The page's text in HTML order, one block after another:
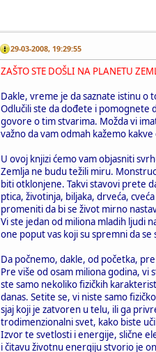
29-03-2008, 19:29:55
ZAŠTO STE DOŠLI NA PLANETU
Dakle, vreme je da saznate istinu o
Odlučili ste da dođete i pomognete
govore o tim stvarima. Možda vi
važno da vam odmah kažemo
U ovoj knjizi ćemo vam objasniti
Zemlja ne budu težili miru.
biti otklonjene. Takvi stavovi prete
ptica, životinja, biljaka, drveća,
promeniti da bi se život mirno
Vi ste jedan od miliona mladih ljudi
one poput vas koji su spremni da
Da počnemo, dakle, od početka,
Pre više od osam miliona godina, vi
ste samo nekoliko fizičkih
danas. Setite se, vi niste samo
sjaj koji je zatvoren u telu, ili ga
trodimenzionalni svet, kako biste
Izvor te svetlosti i energije, slične
i čitavu životnu energiju stvorio je